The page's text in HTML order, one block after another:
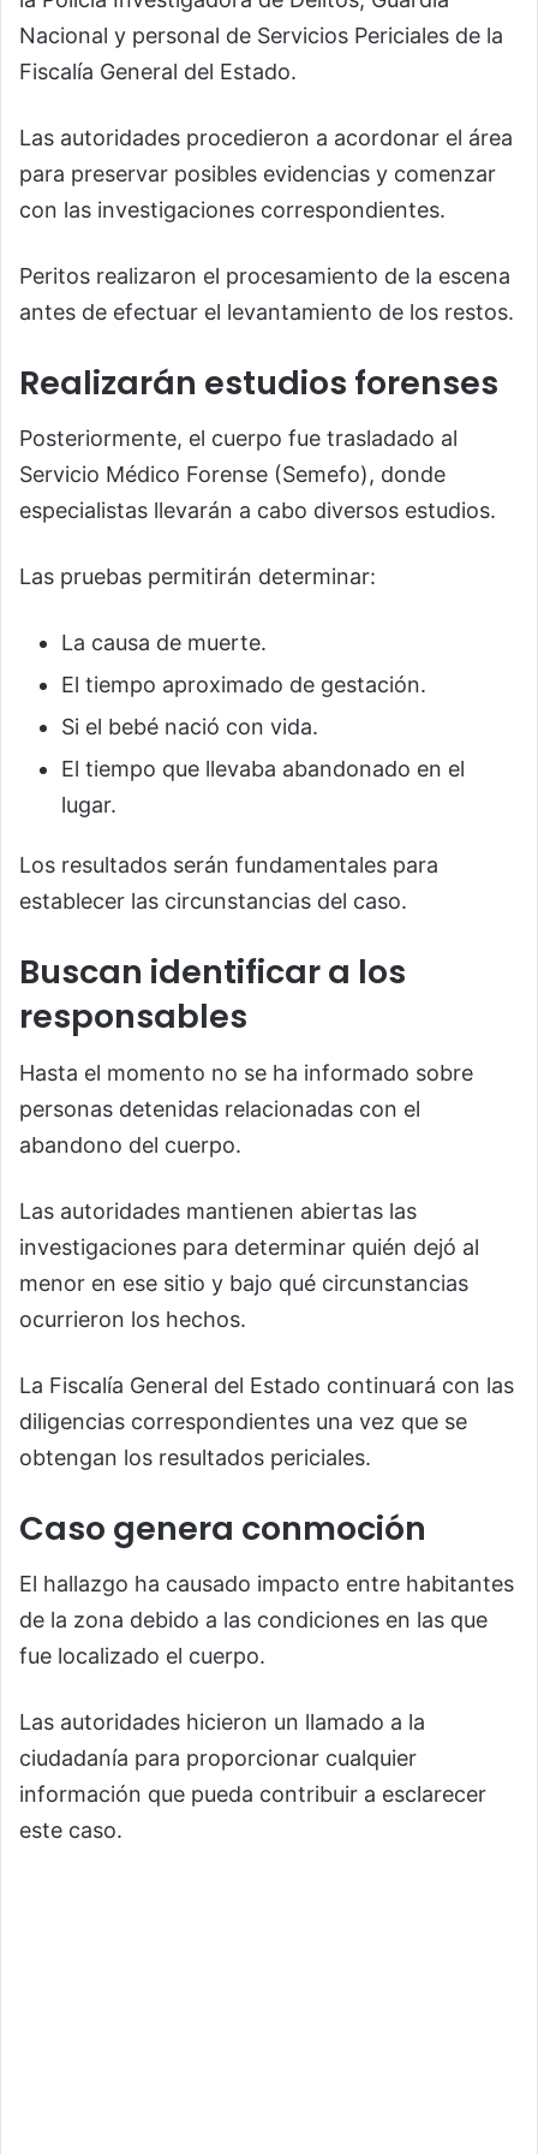
Nacional y personal de Servicios Periciales de la
Fiscalía General del Estado.
Las autoridades procedieron a acordonar el área
para preservar posibles evidencias y comenzar
con las investigaciones correspondientes.
Peritos realizaron el procesamiento de la escena
antes de efectuar el levantamiento de los restos.
Realizarán estudios forenses
Posteriormente, el cuerpo fue trasladado al
Servicio Médico Forense (Semefo), donde
especialistas llevarán a cabo diversos estudios.
Las pruebas permitirán determinar:
La causa de muerte.
El tiempo aproximado de gestación.
Si el bebé nació con vida.
El tiempo que llevaba abandonado en el
lugar.
Los resultados serán fundamentales para
establecer las circunstancias del caso.
Buscan identificar a los
responsables
Hasta el momento no se ha informado sobre
personas detenidas relacionadas con el
abandono del cuerpo.
Las autoridades mantienen abiertas las
investigaciones para determinar quién dejó al
menor en ese sitio y bajo qué circunstancias
ocurrieron los hechos.
La Fiscalía General del Estado continuará con las
diligencias correspondientes una vez que se
obtengan los resultados periciales.
Caso genera conmoción
El hallazgo ha causado impacto entre habitantes
de la zona debido a las condiciones en las que
fue localizado el cuerpo.
Las autoridades hicieron un llamado a la
ciudadanía para proporcionar cualquier
información que pueda contribuir a esclarecer
este caso.